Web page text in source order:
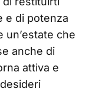
e di potenza
un’estate che
anche di
attiva e